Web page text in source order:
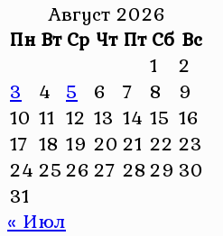
Август 2026
Пн Вт Ср Чт Пт Сб Вс
1
2
3
4 5 6 7 8
9
10 11 12 13 14 15 16
17 18 19 20 21 22 23
24 2526 27 2829 30
31
« Июл